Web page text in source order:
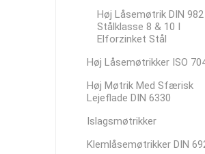
Høj Låsemøtrik DIN 982
Stålklasse 8 & 10 I
Elforzinket Stål
Høj Låsemøtrikker ISO
Høj Møtrik Med Sfærisk
Lejeflade DIN 6330
Islagsmøtrikker
Klemlåsemøtrikker DIN